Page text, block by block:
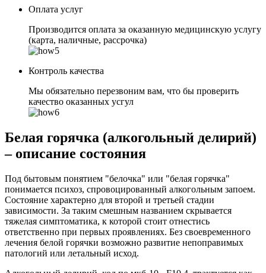
Оплата услуг
Производится оплата за оказанную медицинскую услугу
(карта, наличные, рассрочка)
Контроль качества
Мы обязательно перезвоним вам, что бы проверить
качество оказанных усгул
Белая горячка (алкогольный делирий)
– описание состояния
Под бытовым понятием "белочка" или "белая горячка"
понимается психоз, спровоцированный алкогольным запоем.
Состояние характерно для второй и третьей стадии
зависимости. За таким смешным названием скрывается
тяжелая симптоматика, к которой стоит отнестись
ответственно при первых проявлениях. Без своевременного
лечения белой горячки возможно развитие непоправимых
патологий или летальный исход.